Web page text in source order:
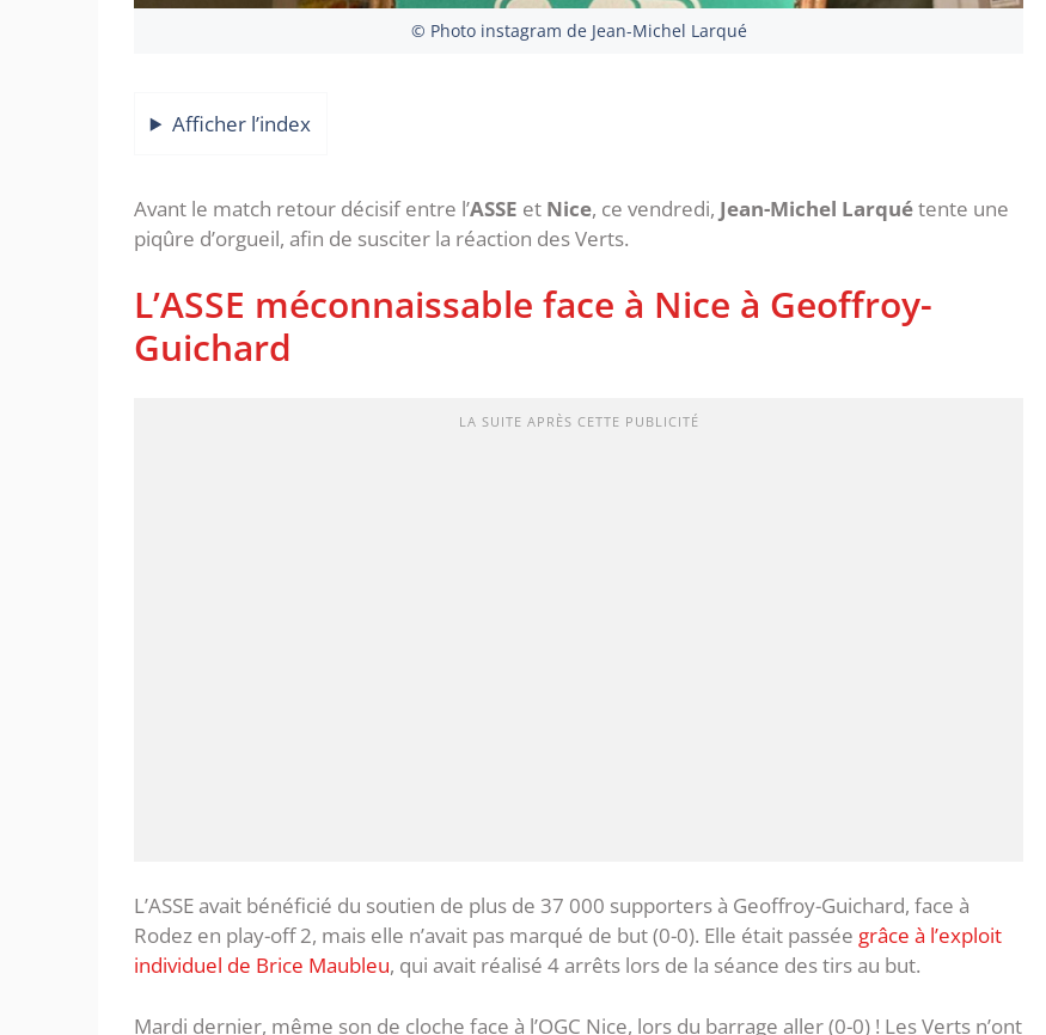
© Photo instagram de Jean-Michel Larqué
Afficher l’index
Avant le match retour décisif entre l’ASSE et Nice, ce vendredi, Jean-Michel Larquétente une
piqûre d’orgueil, afin de susciter la réaction des Verts.
L’ASSE méconnaissable face à Nice à Geoffroy-
Guichard
LA SUITE APRÈS CETTE PUBLICITÉ
L’ASSE avait bénéficié du soutien de plus de 37 000 supporters à Geoffroy-Guichard, face à
Rodez en play-off 2, mais elle n’avait pas marqué de but (0-0). Elle était passée grâce à l’exploit
individuel de Brice Maubleu, qui avait réalisé 4 arrêts lors de la séance des tirs au but.
Mardi dernier, même son de cloche face à l’OGC Nice, lors du barrage aller (0-0) ! Les Verts n’ont